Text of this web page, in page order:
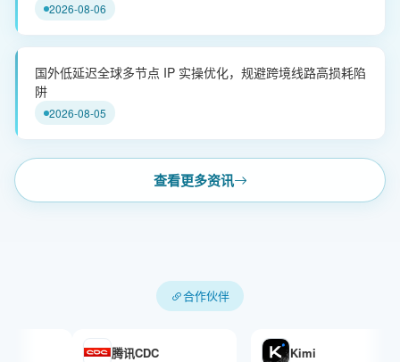
2026-08-06
国外低延迟全球多节点 IP 实操优化，规避跨境线路高损耗陷
阱
2026-08-05
查看更多资讯
合作伙伴
腾讯CDC Kimi